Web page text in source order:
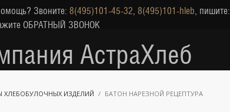
Звоните: 8(495)101-45-32, 8(495)101-hleb, пишите:
ОБРАТНЫЙ ЗВОНОК
АстраХлеб
ХЛЕБОБУЛОЧНЫХ ИЗДЕЛИЙ БАТОН НАРЕЗНОЙ РЕЦЕПТУРА